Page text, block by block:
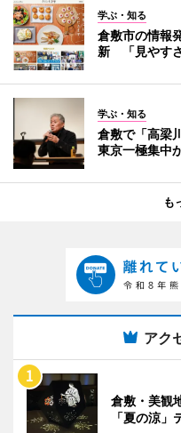
学ぶ・知る
倉敷市の情報
新 「見やす
学ぶ・知る
倉敷で「高梁
東京一極集中
も
アク
倉敷・美観
「夏の涼